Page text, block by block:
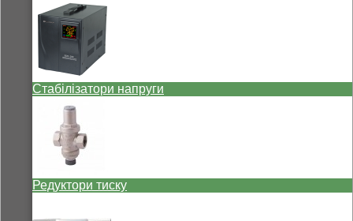
Стабілізатори напруги
Редуктори тиску